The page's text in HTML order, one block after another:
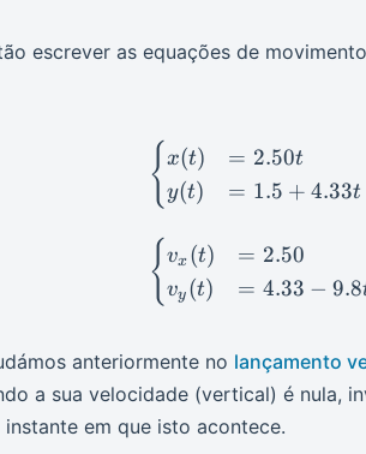
escrever as equações de
{ x(t)
y(t)
= 2.50t
= 1.5 + 4.33t
{ vx (t)
vy (t)
= 2.50
= 4.33 − 9.8
anteriormente no lançamento
a sua velocidade (vertical) é nula,
em que isto acontece.